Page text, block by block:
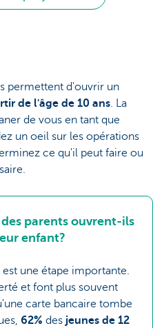
permettent d'ouvrir un
de l'âge de 10 ans. La
de vous en tant que
un oeil sur les opérations
ce qu'il peut faire ou
parents ouvrent-ils
enfant?
est une étape importante.
et font plus souvent
carte bancaire tombe
62% des jeunes de 12